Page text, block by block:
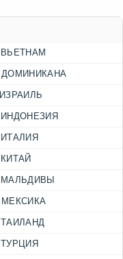
ВЬЕТНАМ
ДОМИНИКАНА
ИЗРАИЛЬ
ИНДОНЕЗИЯ
ИТАЛИЯ
КИТАЙ
МАЛЬДИВЫ
МЕКСИКА
ТАИЛАНД
ТУРЦИЯ